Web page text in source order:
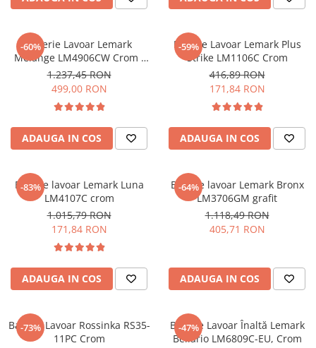
QUADRIX COMPOZIT
RANDO
Recomandate
SETURI CHIUVETA DE BUCATARIE SI
BATERIE
SITE / COSURI INOX
STRICTO
TOCATOARE
ZOOM
Electrocasnice pentru bucătărie
Mixere și blendere
Sisteme pentru apa pură
-60%
Baterie Lavoar Lemark
Melange LM4906CW Crom /
Alb
1.237,45 RON
499,00 RON
ADAUGA IN COS
-59%
Baterie Lavoar Lemark Plus
Strike LM1106C Crom
416,89 RON
171,84 RON
ADAUGA IN COS
-83%
Baterie lavoar Lemark Luna
LM4107C crom
1.015,79 RON
171,84 RON
ADAUGA IN COS
-64%
Baterie lavoar Lemark Bronx
LM3706GM grafit
1.118,49 RON
405,71 RON
ADAUGA IN COS
-73%
Baterie Lavoar Rossinka RS35-
11PC Crom
-47%
Baterie Lavoar Înaltă Lemark
Bellario LM6809C-EU, Crom